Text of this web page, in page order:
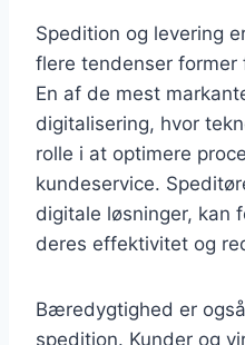
Spedition og levering
flere tendenser
En af de mest
digitalisering, hvor
rolle i at optimere
kundeservice.
digitale løsninger, kan
deres effektivitet og
Bæredygtighed er
spedition. Kunder og